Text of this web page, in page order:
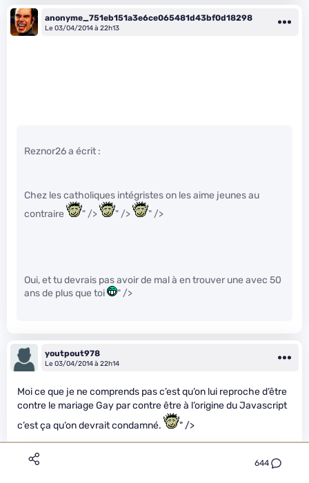
644
anonyme_751eb151a3e6ce065481d43bf0d18298
Le 03/04/2014 à 22h13
Reznor26 a écrit :
Chez les catholiques intégristes on les aime jeunes au
contraire
" /> " /> " />
Oui, et tu devrais pas avoir de mal à en trouver une avec 50
ans de plus que toi
" />
youtpout978
Le 03/04/2014 à 22h14
Moi ce que je ne comprends pas c’est qu’on lui reproche d’être
contre le mariage Gay par contre être à l’origine du Javascript
c’est ça qu’on devrait condamné.
" />